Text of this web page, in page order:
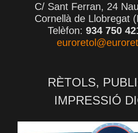
C/ Sant Ferran, 24
Cornellà de Llobregat
Telèfon: 934 750
RÈTOLS,
IMPRESSIÓ